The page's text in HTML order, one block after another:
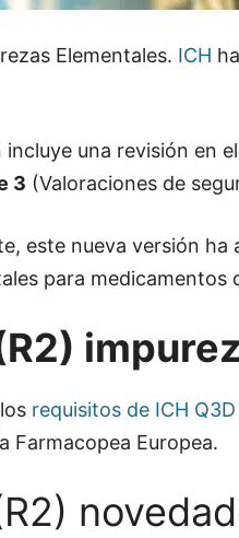
Elementales. ICH
una revisión en el
3 (Valoraciones de
este nueva versión ha
para
requisitos de ICH Q3D
Farmacopea Europea.